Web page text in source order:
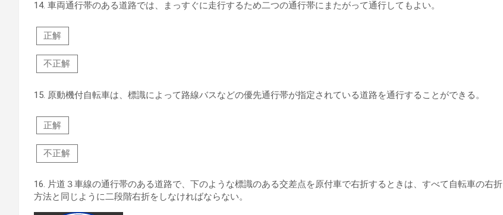
14. 車両通行帯のある道路では、まっすぐに走行するため二つの通行帯にまたがって通行してもよい。
正解
不正解
15. 原動機付自転車は、標識によって路線バスなどの優先通行帯が指定されている道路を通行することができる。
正解
不正解
16. 片道３車線の通行帯のある道路で、下のような標識のある交差点を原付車で右折するときは、すべて自転車の右折
方法と同じように二段階右折をしなければならない。